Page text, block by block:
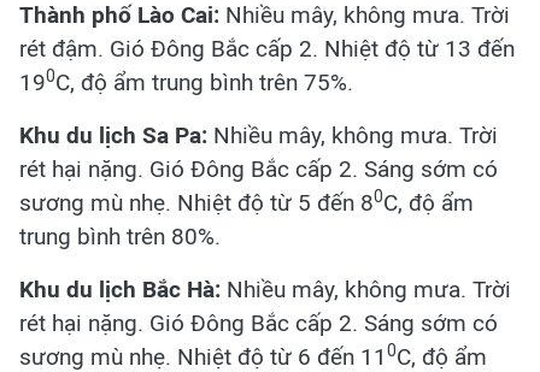
Thành phố Lào Cai: Nhiều mây, không mưa. Trời
rét đậm. Gió Đông Bắc cấp 2. Nhiệt độ từ 13 đến
190C, độ ẩm trung bình trên 75%.
Khu du lịch Sa Pa: Nhiều mây, không mưa. Trời
rét hại nặng. Gió Đông Bắc cấp 2. Sáng sớm có
sương mù nhẹ. Nhiệt độ từ 5 đến 80C, độ ẩm
trung bình trên 80%.
Khu du lịch Bắc Hà: Nhiều mây, không mưa. Trời
rét hại nặng. Gió Đông Bắc cấp 2. Sáng sớm có
sương mù nhẹ. Nhiệt độ từ 6 đến 11 0C, độ ẩm